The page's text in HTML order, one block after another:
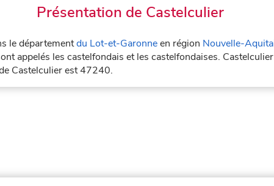
Présentation de Castelculier
le départementdu Lot-et-Garonneen région Nouvelle-
appelés les castelfondais et les castelfondaises.
Castelculier est 47240.